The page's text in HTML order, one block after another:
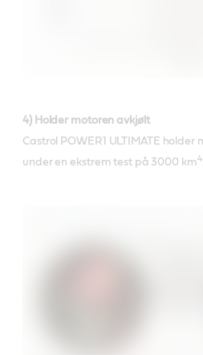
4) Holder motoren avkjølt
Castrol POWER1 ULTIMATE holder
under en ekstrem test på 3000 km4.